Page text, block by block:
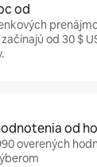
od
od 30 $
od
overených